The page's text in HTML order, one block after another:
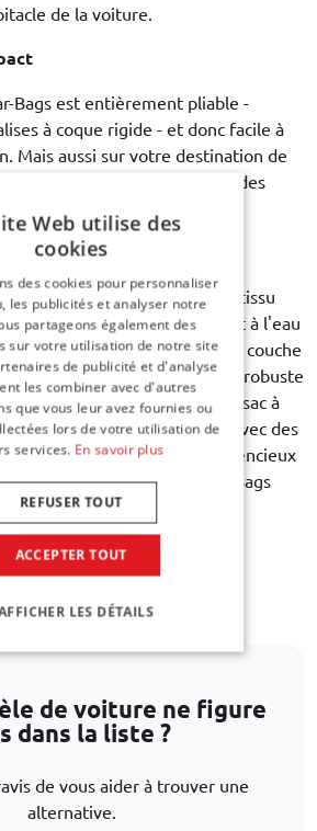
de la voiture.
Bags est entièrement pliable -
à coque rigide - et donc facile à
Mais aussi sur votre destination de
pratique si vos sacs vides
possible.
Car-Bags sont fabriqués en tissu
Solide, durable, résistant à l'eau
doublure intérieure avec une couche
de feuille de mousse robuste
du contenu. Chaque sac à
roues à double roulement avec des
pour assurer un roulement silencieux
la durée de vie du sac. Car-Bags
sur les défauts de
de voiture ne figure
dans la liste ?
de vous aider à trouver une
alternative.
Web utilise des
cookies
des cookies pour personnaliser
les publicités et analyser notre
partageons également des
sur votre utilisation de notre site
de publicité et d'analyse
les combiner avec d'autres
que vous leur avez fournies ou
lors de votre utilisation de
services. En savoir plus
ACCEPTER TOUT
REFUSER TOUT
LES DÉTAILS